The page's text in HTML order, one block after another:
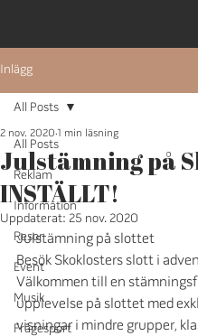
Inlägg
All Posts
Reklam
Information
Resor
Event
Musik
Frågesport
All Posts
Julstämning på
INSTÄLLT!
2 nov. 2020 1 min läsning
Uppdaterat: 25 nov. 2020
Julstämning på slottet
Besök Skoklosters slott i
Välkommen till en
upplevelse på slottet med
visningar i mindre grupper,